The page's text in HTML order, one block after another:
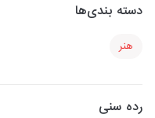
دسته بندی‌ها
هنر
رده سنی